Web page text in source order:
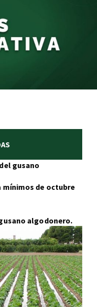
gusano
mínimos de octubre
algodonero.